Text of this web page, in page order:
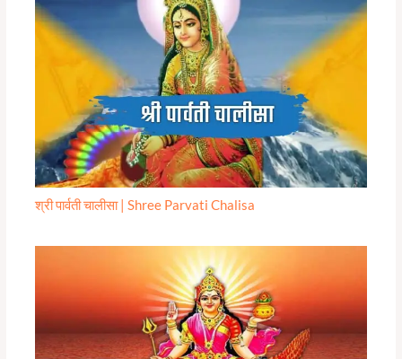
श्री पार्वती चालीसा | Shree Parvati Chalisa